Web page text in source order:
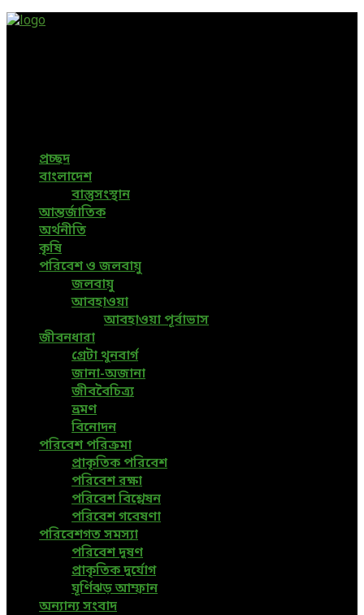
প্রচ্ছদ
বাংলাদেশ
বাস্তুসংস্থান
আন্তর্জাতিক
অর্থনীতি
কৃষি
পরিবেশ ও জলবায়ু
জলবায়ু
আবহাওয়া
আবহাওয়া পূর্বাভাস
জীবনধারা
গ্রেটা থুনবার্গ
জানা-অজানা
জীববৈচিত্র্য
ভ্রমণ
বিনোদন
পরিবেশ পরিক্রমা
প্রাকৃতিক পরিবেশ
পরিবেশ রক্ষা
পরিবেশ বিশ্লেষন
পরিবেশ গবেষণা
পরিবেশগত সমস্যা
পরিবেশ দূষণ
প্রাকৃতিক দুর্যোগ
ঘূর্ণিঝড় আম্ফান
অন্যান্য সংবাদ